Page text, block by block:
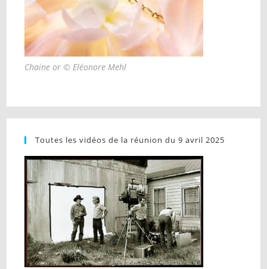
Chaine or © Eléonore Mehl
Toutes les vidéos de la réunion du 9 avril 2025